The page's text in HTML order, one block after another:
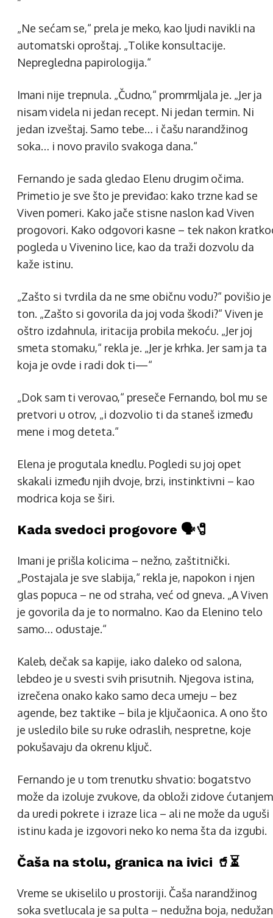
„Ne sećam se,“ prela je meko, kao ljudi navikli na
automatski oproštaj. „Tolike konsultacije.
Nepregledna papirologija.“
Imani nije trepnula. „Čudno,“ promrmljala je. „Jer ja
nisam videla ni jedan recept. Ni jedan termin. Ni
jedan izveštaj. Samo tebe… i čašu narandžinog
soka… i novo pravilo svakoga dana.“
Fernando je sada gledao Elenu drugim očima.
Primetio je sve što je previđao: kako trzne kad se
Viven pomeri. Kako jače stisne naslon kad Viven
progovori. Kako odgovori kasne – tek nakon
pogleda u Vivenino lice, kao da traži dozvolu da
kaže istinu.
„Zašto si tvrdila da ne sme običnu vodu?“ povišio je
ton. „Zašto si govorila da joj voda škodi?“ Viven je
oštro izdahnula, iritacija probila mekoću. „Jer joj
smeta stomaku,“ rekla je. „Jer je krhka. Jer sam ja ta
koja je ovde i radi dok ti—“
„Dok sam ti verovao,“ preseče Fernando, bol mu se
pretvori u otrov, „i dozvolio ti da staneš između
mene i mog deteta.“
Elena je progutala knedlu. Pogledi su joj opet
skakali između njih dvoje, brzi, instinktivni – kao
modrica koja se širi.
Kada svedoci progovore 🗣️🧷
Imani je prišla kolicima – nežno, zaštitnički.
„Postajala je sve slabija,“ rekla je, napokon i njen
glas popuca – ne od straha, već od gneva. „A Viven
je govorila da je to normalno. Kao da Elenino telo
samo… odustaje.“
Kaleb, dečak sa kapije, iako daleko od salona,
lebdeo je u svesti svih prisutnih. Njegova istina,
izrečena onako kako samo deca umeju – bez
agende, bez taktike – bila je ključaonica. A ono što
je usledilo bile su ruke odraslih, nespretne, koje
pokušavaju da okrenu ključ.
Fernando je u tom trenutku shvatio: bogatstvo
može da izoluje zvukove, da obloži zidove
da uredi pokrete i izraze lica – ali ne može da uguši
istinu kada je izgovori neko ko nema šta da izgubi.
Čaša na stolu, granica na ivici 🥤⏳
Vreme se ukiselilo u prostoriji. Čaša narandžinog
soka svetlucala je sa pulta – nedužna boja, nedužan